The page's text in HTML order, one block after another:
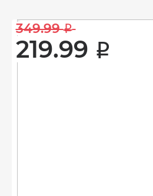
349.99 i
219.99 i